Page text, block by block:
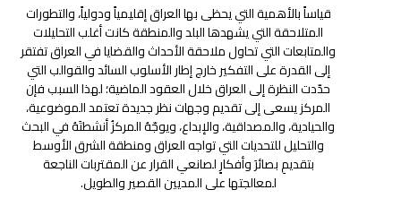
قياساً بالأهمية التي يحظى بها العراق إقليمياً ودولياً، والتطورات
المتلاحقة التي يشهدها البلد والمنطقة كانت أغلب التحليلات
والمتابعات التي تحاول ملاحقة الأحداث والقضايا في العراق تفتقر
إلى القدرة على التفكير خارج إطار الأسلوب السائد والقوالب التي
حدّدت النظرة إلى العراق خلال العقود الماضية؛ لهذا السبب فإن
المركز يسعى إلى تقديم وجهات نظر جديدة تعتمد الموضوعية،
والحيادية، والمصداقية، والإبداع، ويوجّهُ المركزُ أنشطتَهُ في البحث
والتحليل للتحديات التي تواجه العراق ومنطقة الشرق الأوسط
بتقديمِ بصائرَ وأفكارٍ لصانعي القرار عن المقتربات الناجعة
لمعالجتها على المديين القصير والطويل.